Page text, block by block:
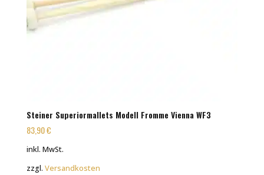
Steiner Superiormallets Modell Fromme Vienna WF3
83,90€
inkl. MwSt.
zzgl. Versandkosten